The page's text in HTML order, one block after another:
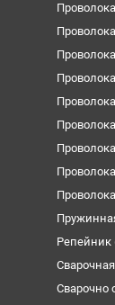
Репейник
Сварочно